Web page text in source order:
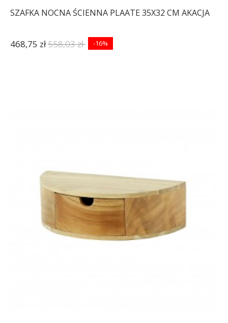
SZAFKA NOCNA ŚCIENNA PLAATE 35X32 CM AKACJA
468,75 zł558,03 zł -16%